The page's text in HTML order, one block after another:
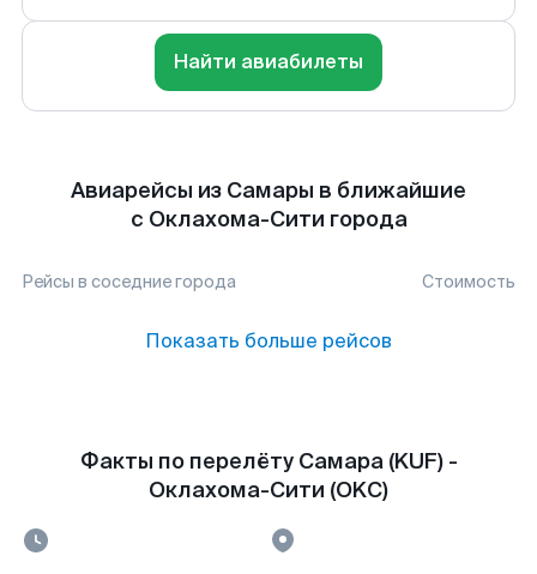
Найти авиабилеты
Авиарейсы из Самары в ближайшие
с Оклахома-Сити города
Рейсы в соседние города Стоимость
Показать больше рейсов
Факты по перелёту Самара (KUF) -
Оклахома-Сити (OKC)